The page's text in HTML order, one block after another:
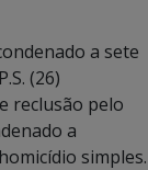
a sete
(26)
reclusão pelo
a
simples.